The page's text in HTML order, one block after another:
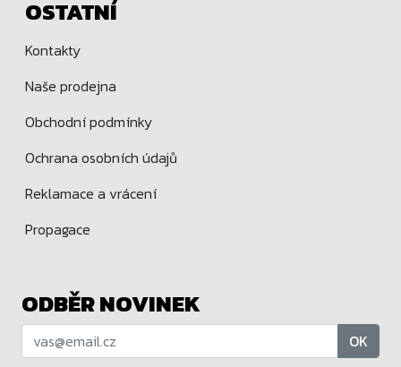
OSTATNÍ
Kontakty
Naše prodejna
Obchodní podmínky
Ochrana osobních údajů
Reklamace a vrácení
Propagace
ODBĚR NOVINEK
OK